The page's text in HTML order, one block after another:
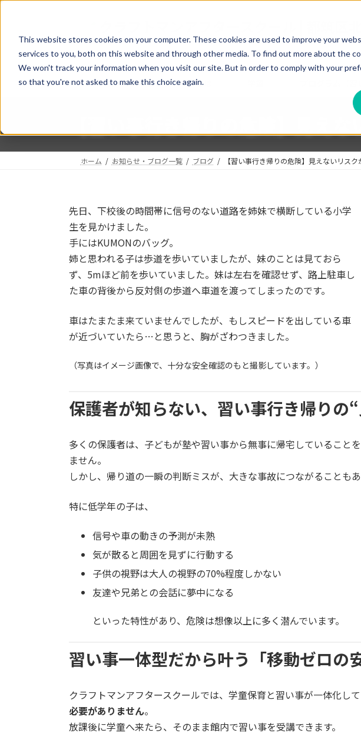
This website stores cookies on your computer. These cookies are used to improve your
services to you, both on this website and through other media. To find out more about the
We won't track your information when you visit our site. But in order to comply with your
so that you're not asked to make this choice again.
コ
プ
ナ
動
ホーム クラフトマンとは
【習い事行き帰りの危険】見え
ホーム お知らせ・ブログ一覧 ブログ 【習い事行き帰りの危険】見えないリス
先日、下校後の時間帯に信号のない道路を姉妹で横断している小学
生を見かけました。
手にはKUMONのバッグ。
姉と思われる子は歩道を歩いていましたが、妹のことは見ておら
ず、5mほど前を歩いていました。妹は左右を確認せず、路上駐車し
た車の背後から反対側の歩道へ車道を渡ってしまったのです。
車はたまたま来ていませんでしたが、もしスピードを出している車
が近づいていたら…と思うと、胸がざわつきました。
（写真はイメージ画像で、十分な安全確認のもと撮影しています。）
保護者が知らない、習い事行き帰りの
多くの保護者は、子どもが塾や習い事から無事に帰宅していること
ません。
しかし、帰り道の一瞬の判断ミスが、大きな事故につながることもあ
特に低学年の子は、
信号や車の動きの予測が未熟
気が散ると周囲を見ずに行動する
子供の視野は大人の視野の70%程度しかない
友達や兄弟との会話に夢中になる
といった特性があり、危険は想像以上に多く潜んでいます。
習い事一体型だから叶う「移動ゼロの
クラフトマンアフタースクールでは、学童保育と習い事が一体化して
必要がありません。
放課後に学童へ来たら、そのまま館内で習い事を受講できます。